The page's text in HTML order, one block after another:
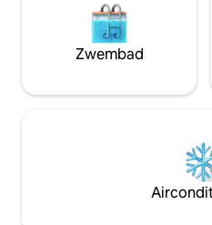
lokale bezienswaardigheden,
bieden toch een rustige en
ontspannende plek om te
na het verkennen van de stad. Voor je
contactloos zelf inchecken,
online beschikbaar en helpt je
aanbevelingen, vragen of alles
nodig hebt tijdens je verblijf. We hebben
deze ruimtes met aandacht
Zwembad